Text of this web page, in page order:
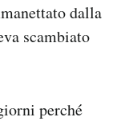
dalla
scambiato
perché